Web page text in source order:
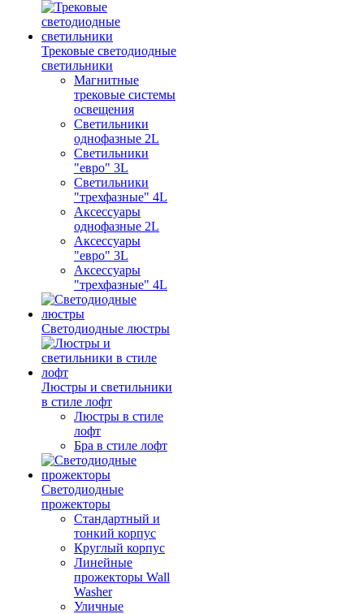
Трековые светодиодные
светильники
Магнитные
трековые системы
освещения
Светильники
однофазные 2L
Светильники
"евро" 3L
Светильники
"трехфазные" 4L
Аксессуары
однофазные 2L
Аксессуары
"евро" 3L
Аксессуары
"трехфазные" 4L
Светодиодные люстры
Люстры и светильники
в стиле лофт
Люстры в стиле
лофт
Бра в стиле лофт
Светодиодные
прожекторы
Стандартный и
тонкий корпус
Круглый корпус
Линейные
прожекторы Wall
Washer
Уличные